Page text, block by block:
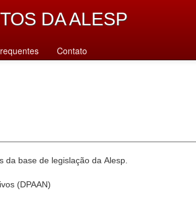
DA ALESP
Contato
base de legislação da Alesp.
(DPAAN)